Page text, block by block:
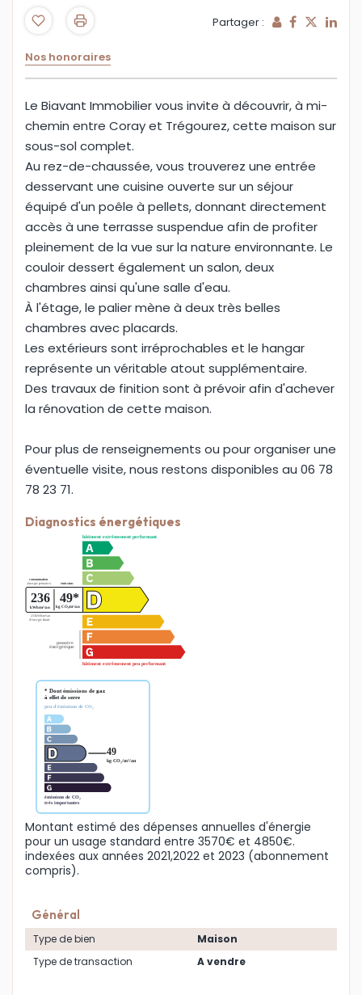
Partager :
Nos honoraires
Le Biavant Immobilier vous invite à découvrir, à mi-
chemin entre Coray et Trégourez, cette maison sur
sous-sol complet.
Au rez-de-chaussée, vous trouverez une entrée
desservant une cuisine ouverte sur un séjour
équipé d'un poêle à pellets, donnant directement
accès à une terrasse suspendue afin de profiter
pleinement de la vue sur la nature environnante. Le
couloir dessert également un salon, deux
chambres ainsi qu'une salle d'eau.
À l'étage, le palier mène à deux très belles
chambres avec placards.
Les extérieurs sont irréprochables et le hangar
représente un véritable atout supplémentaire.
Des travaux de finition sont à prévoir afin d'achever
la rénovation de cette maison.
Pour plus de renseignements ou pour organiser une
éventuelle visite, nous restons disponibles au 06 78
78 23 71.
Diagnostics énergétiques
Montant estimé des dépenses annuelles d'énergie
pour un usage standard entre 3570€ et 4850€.
indexées aux années 2021,2022 et 2023 (abonnement
compris).
Général
Type de bien
Maison
Type de transaction
A vendre